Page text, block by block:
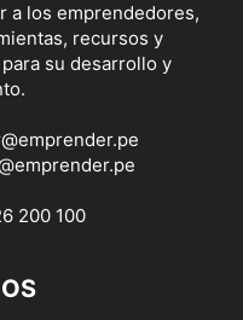
a los emprendedores,
recursos y
su desarrollo y
200 100